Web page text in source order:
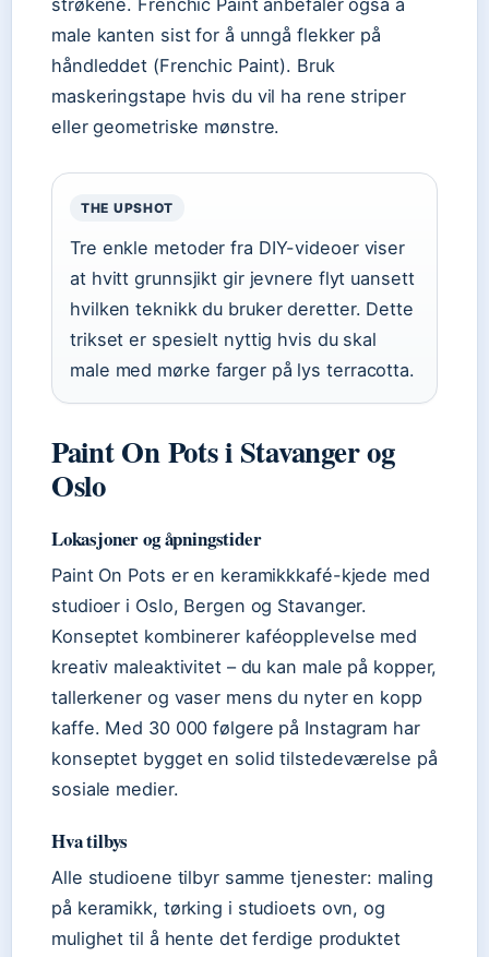
strøkene. Frenchic Paint anbefaler også å
male kanten sist for å unngå flekker på
håndleddet (Frenchic Paint). Bruk
maskeringstape hvis du vil ha rene striper
eller geometriske mønstre.
THE UPSHOT
Tre enkle metoder fra DIY-videoer viser
at hvitt grunnsjikt gir jevnere flyt uansett
hvilken teknikk du bruker deretter. Dette
trikset er spesielt nyttig hvis du skal
male med mørke farger på lys terracotta.
Paint On Pots i Stavanger og
Oslo
Lokasjoner og åpningstider
Paint On Pots er en keramikkkafé-kjede med
studioer i Oslo, Bergen og Stavanger.
Konseptet kombinerer kaféopplevelse med
kreativ maleaktivitet – du kan male på kopper,
tallerkener og vaser mens du nyter en kopp
kaffe. Med 30 000 følgere på Instagram har
konseptet bygget en solid tilstedeværelse på
sosiale medier.
Hva tilbys
Alle studioene tilbyr samme tjenester: maling
på keramikk, tørking i studioets ovn, og
mulighet til å hente det ferdige produktet